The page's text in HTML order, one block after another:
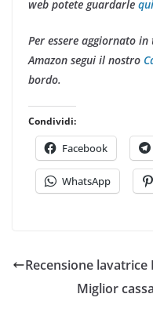
web potete guardarle qui
Per essere aggiornato
Amazon segui il nostro
bordo.
Condividi:
Facebook
WhatsApp
Recensione lavatrice
Miglior